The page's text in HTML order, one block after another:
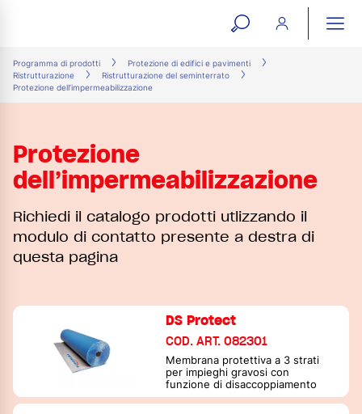
open
search
Programma di prodotti
Protezione di edifici e pavimenti
Ristrutturazione
Ristrutturazione del seminterrato
Protezione dell’impermeabilizzazione
Protezione
dell’impermeabilizzazione
Richiedi il catalogo prodotti utlizzando il
modulo di contatto presente a destra di
questa pagina
DS Protect
COD. ART. 082301
Membrana protettiva a 3 strati
per impieghi gravosi con
funzione di disaccoppiamento